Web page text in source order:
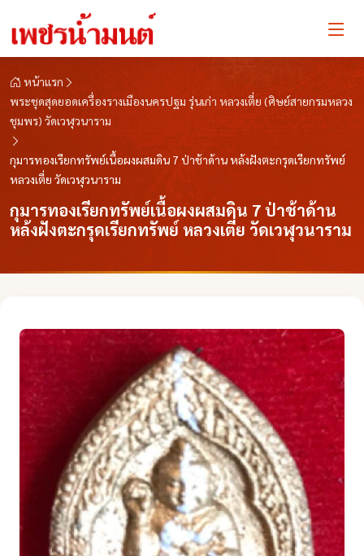
หน้าแรก
พระชุดสุดยอดเครื่องรางเมืองนครปฐม รุ่นเก่า หลวงเตี่ย (ศิษย์สายกรมหลวง
ชุมพร) วัดเวฬุวนาราม
กุมารทองเรียกทรัพย์เนื้อผงผสมดิน 7 ป่าช้าด้าน หล้งฝังตะกรุดเรียกทรัพย์
หลวงเตี่ย วัดเวฬุวนาราม
กุมารทองเรียกทรัพย์เนื้อผงผสมดิน 7 ป่าช้าด้าน
หล้งฝังตะกรุดเรียกทรัพย์ หลวงเตี่ย วัดเวฬุวนาราม